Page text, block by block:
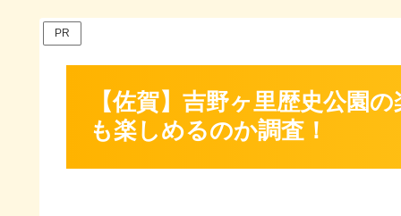
PR
【佐賀】吉野ヶ里歴史公園
も楽しめるのか調査！